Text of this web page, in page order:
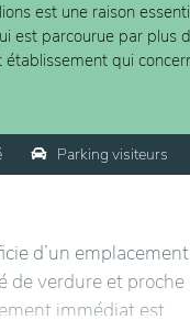
est une raison
est parcourue par plus
établissement qui
Parking visiteurs
d’un emplacement
de verdure et proche
immédiat est